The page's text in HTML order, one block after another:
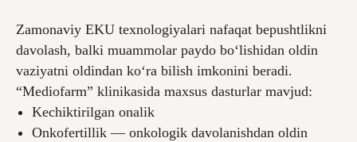
Zamonaviy EKU texnologiyalari nafaqat bepushtlikni
davolash, balki muammolar paydo bo‘lishidan oldin
vaziyatni oldindan ko‘ra bilish imkonini beradi.
“Mediofarm” klinikasida maxsus dasturlar mavjud:
Kechiktirilgan onalik
Onkofertillik — onkologik davolanishdan oldin